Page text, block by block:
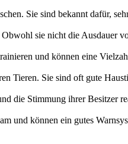
Sie sind bekannt dafür,
sie nicht die Aus­dau­er
und kön­nen eine
Tie­ren. Sie sind oft gute
die Stim­mung ihrer Besit­zer
und kön­nen ein gutes